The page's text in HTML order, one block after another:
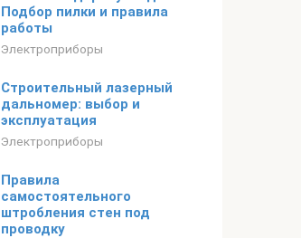
Подбор пилки и правила
работы
Электроприборы
Строительный лазерный
дальномер: выбор и
эксплуатация
Электроприборы
Правила
самостоятельного
штробления стен под
проводку